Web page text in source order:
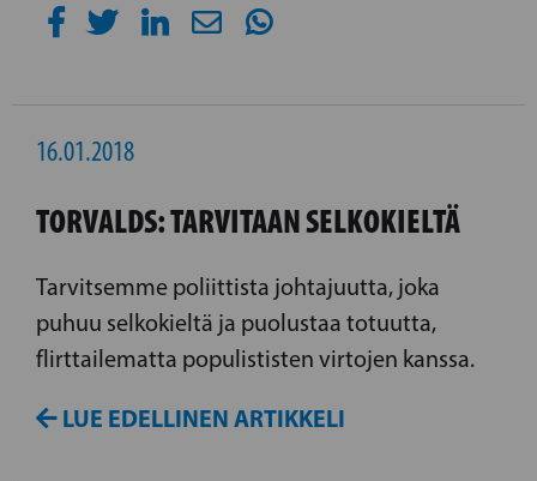
16.01.2018
TORVALDS: TARVITAAN SELKOKIELTÄ
Tarvitsemme poliittista johtajuutta, joka
puhuu selkokieltä ja puolustaa totuutta,
flirttailematta populististen virtojen kanssa.
LUE EDELLINEN ARTIKKELI